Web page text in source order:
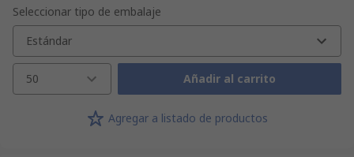
Seleccionar tipo de embalaje
Estándar
50 Añadir al carrito
Agregar a listado de productos